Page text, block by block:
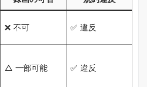
❌ 不可 ✅ 違反
△ 一部可能 ✅ 違反